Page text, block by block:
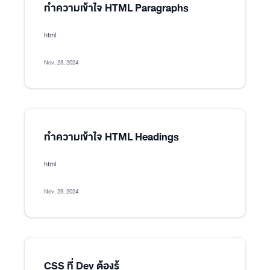
ทำความเข้าใจ HTML Paragraphs
html
Nov. 23, 2024
ทำความเข้าใจ HTML Headings
html
Nov. 23, 2024
CSS ที่ Dev ต้องรู้